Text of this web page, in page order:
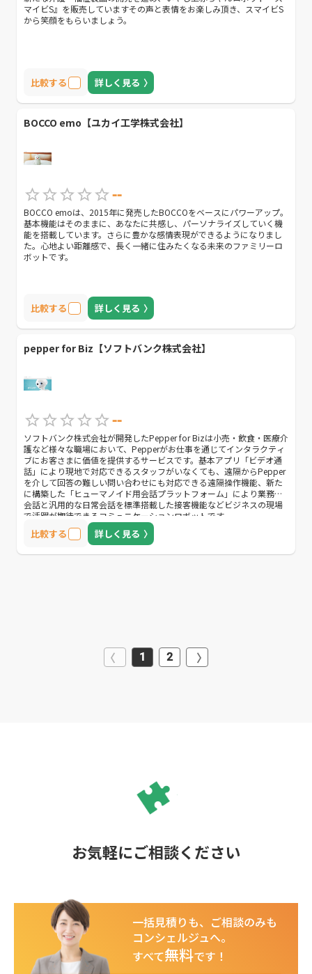
マイビS』を販売していますその声と表情をお楽しみ頂き、スマイビS
から笑顔をもらいましょう。
比較する 詳しく見る
BOCCO emo【ユカイ工学株式会社】
--
BOCCO emoは、2015年に発売したBOCCOをベースにパワーアップ。
基本機能はそのままに、あなたに共感し、パーソナライズしていく機
能を搭載しています。さらに豊かな感情表現ができるようになりまし
た。心地よい距離感で、長く一緒に住みたくなる未来のファミリーロ
ボットです。
比較する 詳しく見る
pepper for Biz【ソフトバンク株式会社】
--
ソフトバンク株式会社が開発したPepper for Bizは小売・飲食・医療介
護など様々な職場において、Pepperがお仕事を通じてインタラクティ
ブにお客さまに価値を提供するサービスです。基本アプリ「ビデオ通
話」により現地で対応できるスタッフがいなくても、遠隔からPepper
を介して回答の難しい問い合わせにも対応できる遠隔操作機能、新た
に構築した「ヒューマノイド用会話プラットフォーム」により業務別
会話と汎用的な日常会話を標準搭載した接客機能などビジネスの現場
で活躍が期待できるコミュニケーションロボットです。
比較する 詳しく見る
1 2
お気軽にご相談ください
一括見積りも、ご相談のみも
コンシェルジュへ。
すべて無料です！